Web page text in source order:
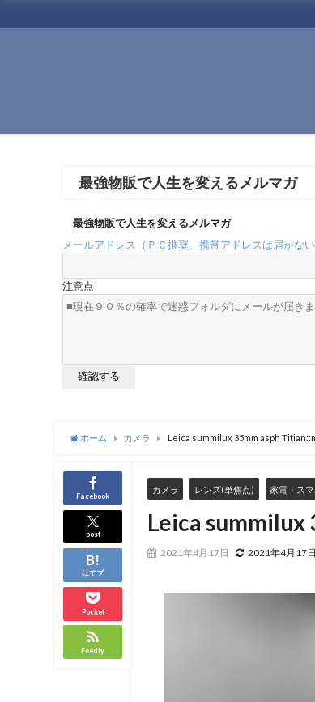
最強物販で人生を変えるメルマガ
最強物販で人生を変えるメルマガ
メールアドレス（ＰＣ推奨、携帯アドレスは届かな
注意点
ホーム カメラ Leica summilux 35mm asph
Facebook
post
はてブ
Pocket
Feedly
カメラ レンズ(単焦点) 家電・ス
Leica
2021年4月17日 2021年4月17日